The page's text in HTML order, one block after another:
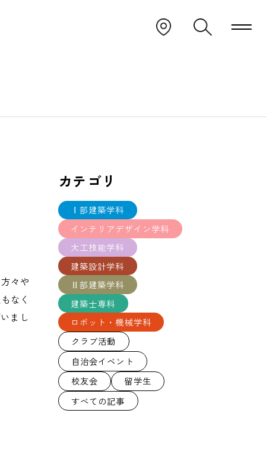
々や
なく
まし
カテゴリ
Ⅰ部建築学科
インテリアデザイン学科
大工技能学科
建築設計学科
Ⅱ部建築学科
建築士専科
ロボット・機械学科
クラブ活動
自治会イベント
校友会
留学生
すべての記事